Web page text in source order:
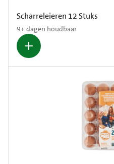
Scharreleieren 12 Stuks
9+ dagen houdbaar